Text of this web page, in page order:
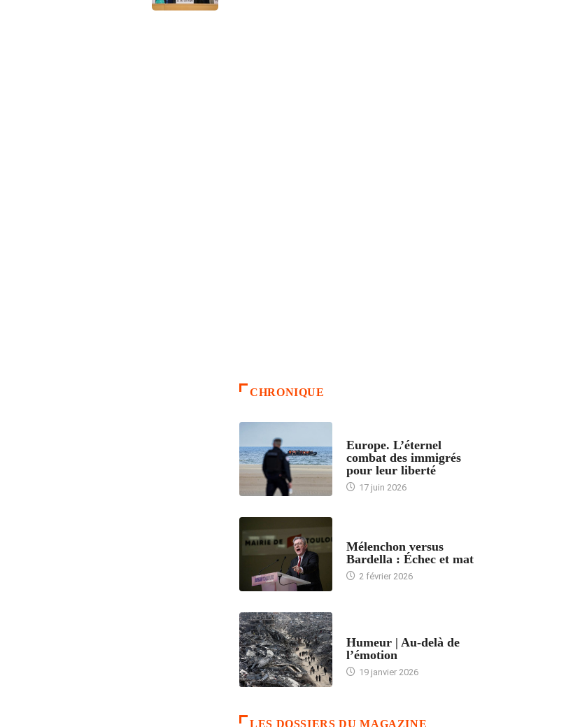
CHRONIQUE
Europe. L’éternel
combat des immigrés
pour leur liberté
17 juin 2026
Mélenchon versus
Bardella : Échec et mat
2 février 2026
Humeur | Au-delà de
l’émotion
19 janvier 2026
LES DOSSIERS DU MAGAZINE